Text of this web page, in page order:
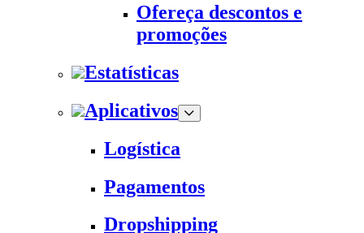
Ofereça descontos e
promoções
Estatísticas
Aplicativos
Logística
Pagamentos
Dropshipping